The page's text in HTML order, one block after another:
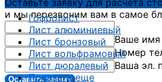
Гофролист
Лист алюминиевый
Лист бронзовый
Лист вольфрамовый
Лист дюралевый
Показать еще
Оставьте заявку для расчета
и мы перезвоним вам в самое
Ваше имя
Номер
Ваша эл.
Оставить заявку